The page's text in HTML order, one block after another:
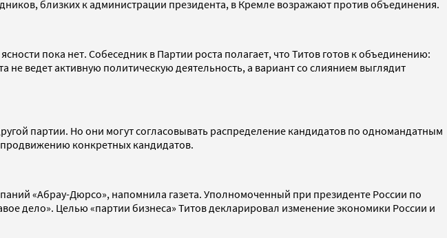
близких к администрации президента, в Кремле возражают против объединения.
пока нет. Собеседник в Партии роста полагает, что Титов готов к объединению:
ведет активную политическую деятельность, а вариант со слиянием выглядит
партии. Но они могут согласовывать распределение кандидатов по одномандатным
конкретных кандидатов.
«Абрау-Дюрсо», напомнила газета. Уполномоченный при президенте России по
дело». Целью «партии бизнеса» Титов декларировал изменение экономики России и